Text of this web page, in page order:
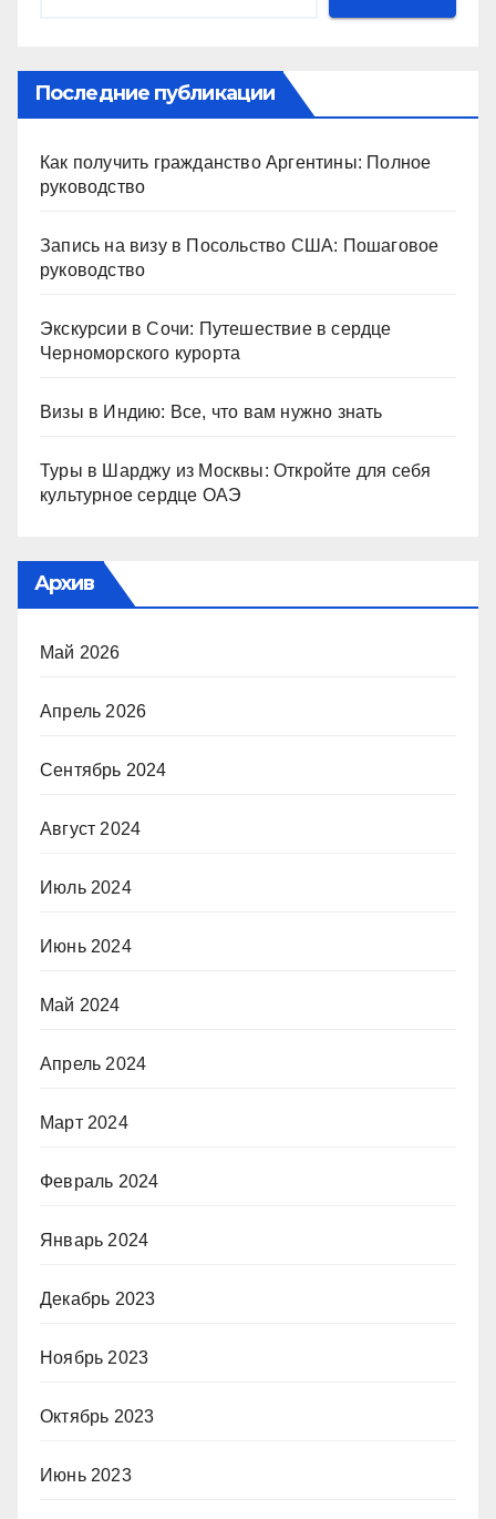
Последние публикации
Как получить гражданство Аргентины: Полное
руководство
Запись на визу в Посольство США: Пошаговое
руководство
Экскурсии в Сочи: Путешествие в сердце
Черноморского курорта
Визы в Индию: Все, что вам нужно знать
Туры в Шарджу из Москвы: Откройте для себя
культурное сердце ОАЭ
Архив
Май 2026
Апрель 2026
Сентябрь 2024
Август 2024
Июль 2024
Июнь 2024
Май 2024
Апрель 2024
Март 2024
Февраль 2024
Январь 2024
Декабрь 2023
Ноябрь 2023
Октябрь 2023
Июнь 2023